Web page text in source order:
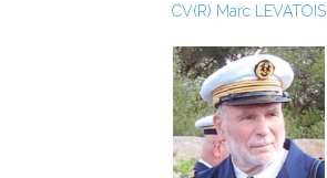
CV(R) Marc LEVATOIS